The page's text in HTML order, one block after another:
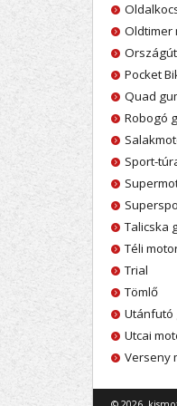
Oldtimer
Pocket
Quad
Robogó
Sport-
Talicska
Téli
Trial
Tömlő
Utánfutó
Utcai
Verseny